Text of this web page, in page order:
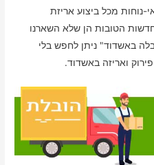
מכל ביצוע אריזת
הטובות הן שלא השארנו
באשדוד" ניתן לחפש בלי
ואריזה באשדוד.